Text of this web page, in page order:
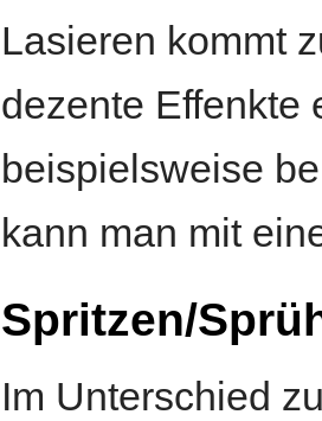
Lasieren kommt
dezente Effenkte
beispielsweise
kann man mit
Spritzen/
Im Unterschied